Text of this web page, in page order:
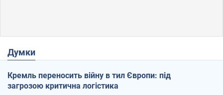
Думки
Кремль переносить війну в тил Європи: під
загрозою критична логістика